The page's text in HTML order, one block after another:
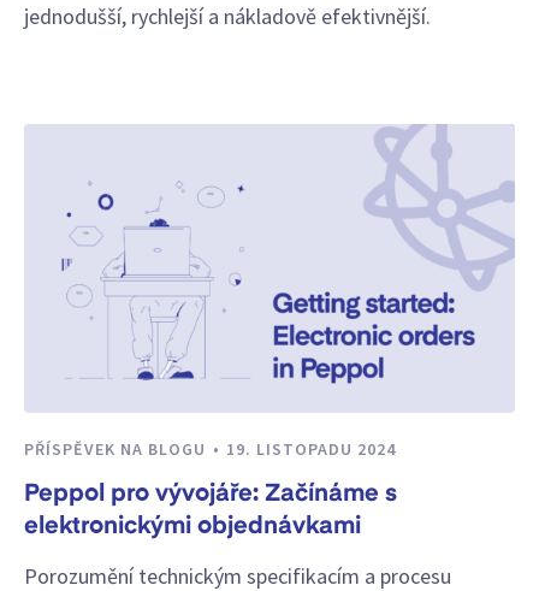
jednodušší, rychlejší a nákladově efektivnější.
PŘÍSPĚVEK NA BLOGU 19. LISTOPADU 2024
Peppol pro vývojáře: Začínáme s
elektronickými objednávkami
Porozumění technickým specifikacím a procesu